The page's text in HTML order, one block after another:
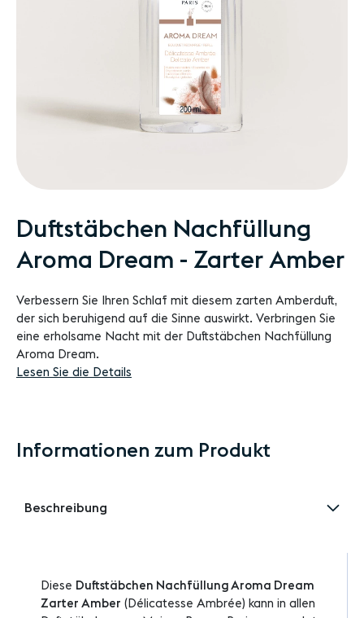
Zum
Anfang
der
springen
Duftstäbchen Nachfüllung
Aroma Dream - Zarter Amber
Verbessern Sie Ihren Schlaf mit diesem zarten Amberduft,
der sich beruhigend auf die Sinne auswirkt. Verbringen Sie
eine erholsame Nacht mit der Duftstäbchen Nachfüllung
Aroma Dream.
Lesen Sie die Details
Informationen zum Produkt
Beschreibung
Diese Duftstäbchen Nachfüllung Aroma Dream
Zarter Amber (Délicatesse Ambrée) kann in allen